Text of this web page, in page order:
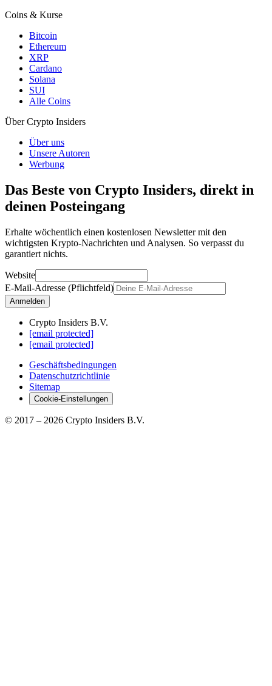
Coins & Kurse
Bitcoin
Ethereum
XRP
Cardano
Solana
SUI
Alle Coins
Über Crypto Insiders
Über uns
Unsere Autoren
Werbung
Das Beste von Crypto Insiders, direkt in
deinen Posteingang
Erhalte wöchentlich einen kostenlosen Newsletter mit den
wichtigsten Krypto-Nachrichten und Analysen. So verpasst du
garantiert nichts.
Website
E-Mail-Adresse (Pflichtfeld)
Anmelden
Crypto Insiders B.V.
[email protected]
[email protected]
Geschäftsbedingungen
Datenschutzrichtlinie
Sitemap
Cookie-Einstellungen
© 2017 – 2026 Crypto Insiders B.V.